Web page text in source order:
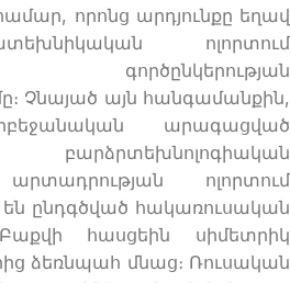
որոնց արդյունքը եղավ
ոլորտում
գործընկերության
Չնայած այն հանգամանքին,
արագացված
ոլորտում
ընդգծված հակառուսական
հասցեին սիմետրիկ
ձեռնպահ մնաց։ Ռուսական